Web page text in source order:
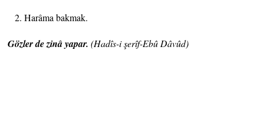
Harâma bakmak.
Gözler de zinâ yapar.(Hadîs-i şerîf-Ebû Dâvûd)